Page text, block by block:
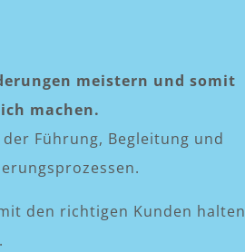
meistern und somit
machen.
Führung, Begleitung und
den richtigen Kunden halten